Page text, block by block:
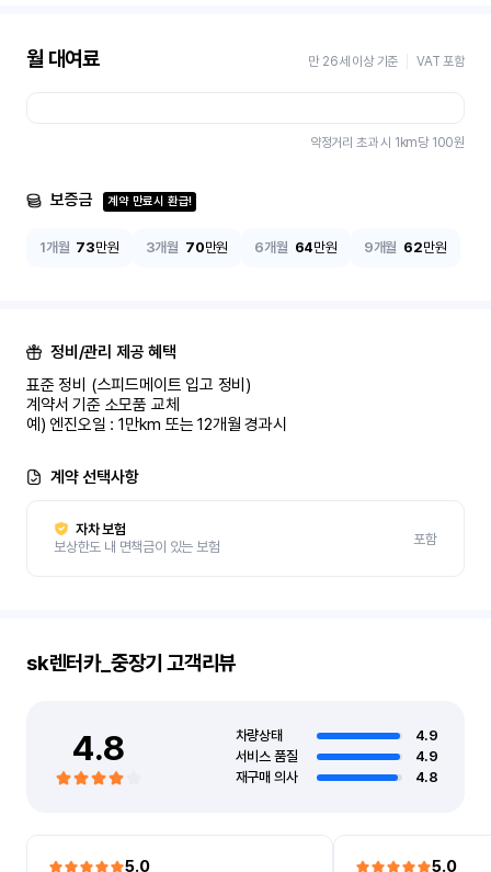
월 대여료 만 26세 이상 기준 VAT 포함
약정거리 초과 시 1km당 100원
보증금 계약 만료시 환급!
1개월 73만원 3개월 70만원 6개월 64만원 9개월 62만원
정비/관리 제공 혜택
표준 정비 (스피드메이트 입고 정비)
계약서 기준 소모품 교체
예) 엔진오일 : 1만km 또는 12개월 경과시
계약 선택사항
자차 보험
보상한도 내 면책금이 있는 보험
포함
sk렌터카_중장기 고객리뷰
4.8 차량상태
4.9
서비스 품질
4.9
재구매 의사
4.8
5.0 5.0